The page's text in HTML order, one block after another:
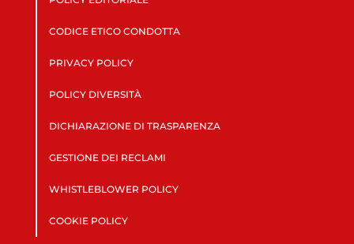
CODICE ETICO CONDOTTA
PRIVACY POLICY
POLICY DIVERSITÀ
DICHIARAZIONE DI TRASPARENZA
GESTIONE DEI RECLAMI
WHISTLEBLOWER POLICY
COOKIE POLICY